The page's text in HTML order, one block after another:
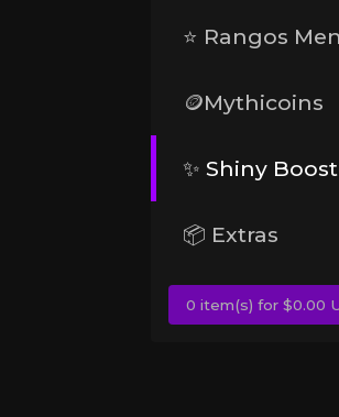
⭐ Rangos
🪙Mythicoins
✨ Shiny
📦 Extras
0 item(s) for $0.00